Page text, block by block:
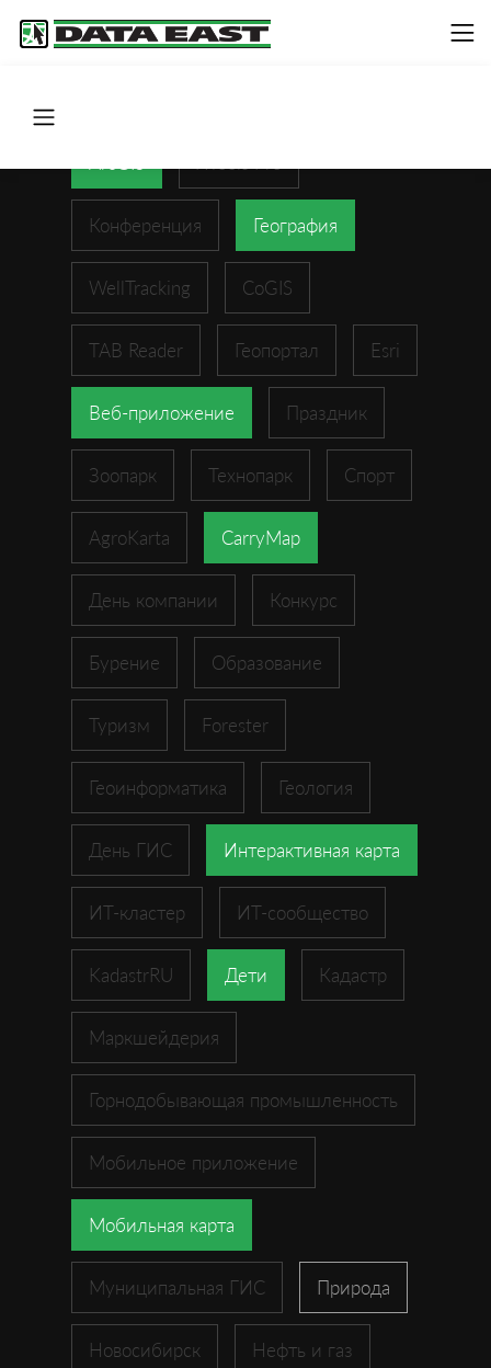
Конференция География
WellTracking CoGIS
TAB Reader Геопортал Esri
Веб-приложение Праздник
Зоопарк Технопарк Спорт
AgroKarta CarryMap
День компании Конкурс
Бурение Образование
Туризм Forester
Геоинформатика Геология
День ГИС Интерактивная карта
ИТ-кластер ИТ-сообщество
KadastrRU Дети Кадастр
Маркшейдерия
Горнодобывающая промышленность
Мобильное приложение
Мобильная карта
Муниципальная ГИС Природа
Новосибирск Нефть и газ